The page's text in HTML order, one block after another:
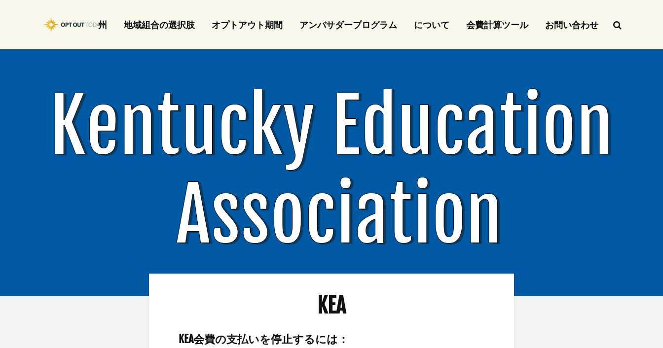
州 地域組合の選択肢 オプトアウト期間 アンバサダープログラム について 会費計算ツール お問い合わせ
KEA
KEA会費の支払いを停止するには：